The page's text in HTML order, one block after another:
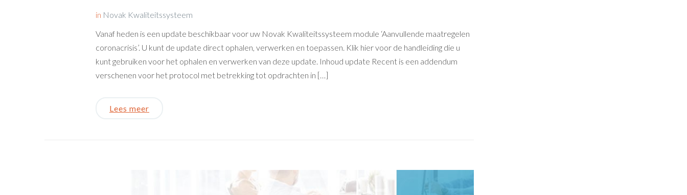
in Novak Kwaliteitssysteem
Vanaf heden is een update beschikbaar voor uw Novak Kwaliteitssysteem module ‘Aanvullende maatregelen
coronacrisis’. U kunt de update direct ophalen, verwerken en toepassen. Klik hier voor de handleiding die u
kunt gebruiken voor het ophalen en verwerken van deze update. Inhoud update Recent is een addendum
verschenen voor het protocol met betrekking tot opdrachten in […]
Lees meer